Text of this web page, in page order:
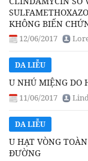
KHÔNG BIẾN
12/06/2017
DA LIỄU
U NHÚ MIỆNG DO
11/06/2017
DA LIỄU
U HẠT VÒNG
ĐƯỜNG